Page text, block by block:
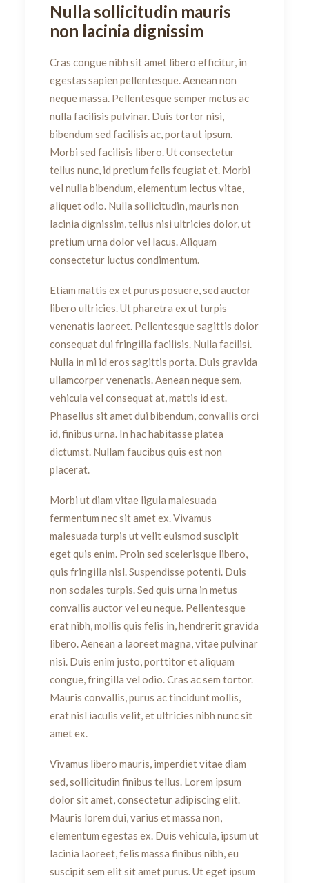
Nulla sollicitudin mauris
non lacinia dignissim
Cras congue nibh sit amet libero efficitur, in
egestas sapien pellentesque. Aenean non
neque massa. Pellentesque semper metus ac
nulla facilisis pulvinar. Duis tortor nisi,
bibendum sed facilisis ac, porta ut ipsum.
Morbi sed facilisis libero. Ut consectetur
tellus nunc, id pretium felis feugiat et. Morbi
vel nulla bibendum, elementum lectus vitae,
aliquet odio. Nulla sollicitudin, mauris non
lacinia dignissim, tellus nisi ultricies dolor, ut
pretium urna dolor vel lacus. Aliquam
consectetur luctus condimentum.
Etiam mattis ex et purus posuere, sed auctor
libero ultricies. Ut pharetra ex ut turpis
venenatis laoreet. Pellentesque sagittis dolor
consequat dui fringilla facilisis. Nulla facilisi.
Nulla in mi id eros sagittis porta. Duis gravida
ullamcorper venenatis. Aenean neque sem,
vehicula vel consequat at, mattis id est.
Phasellus sit amet dui bibendum, convallis orci
id, finibus urna. In hac habitasse platea
dictumst. Nullam faucibus quis est non
placerat.
Morbi ut diam vitae ligula malesuada
fermentum nec sit amet ex. Vivamus
malesuada turpis ut velit euismod suscipit
eget quis enim. Proin sed scelerisque libero,
quis fringilla nisl. Suspendisse potenti. Duis
non sodales turpis. Sed quis urna in metus
convallis auctor vel eu neque. Pellentesque
erat nibh, mollis quis felis in, hendrerit gravida
libero. Aenean a laoreet magna, vitae pulvinar
nisi. Duis enim justo, porttitor et aliquam
congue, fringilla vel odio. Cras ac sem tortor.
Mauris convallis, purus ac tincidunt mollis,
erat nisl iaculis velit, et ultricies nibh nunc sit
amet ex.
Vivamus libero mauris, imperdiet vitae diam
sed, sollicitudin finibus tellus. Lorem ipsum
dolor sit amet, consectetur adipiscing elit.
Mauris lorem dui, varius et massa non,
elementum egestas ex. Duis vehicula, ipsum ut
lacinia laoreet, felis massa finibus nibh, eu
suscipit sem elit sit amet purus. Ut eget ipsum